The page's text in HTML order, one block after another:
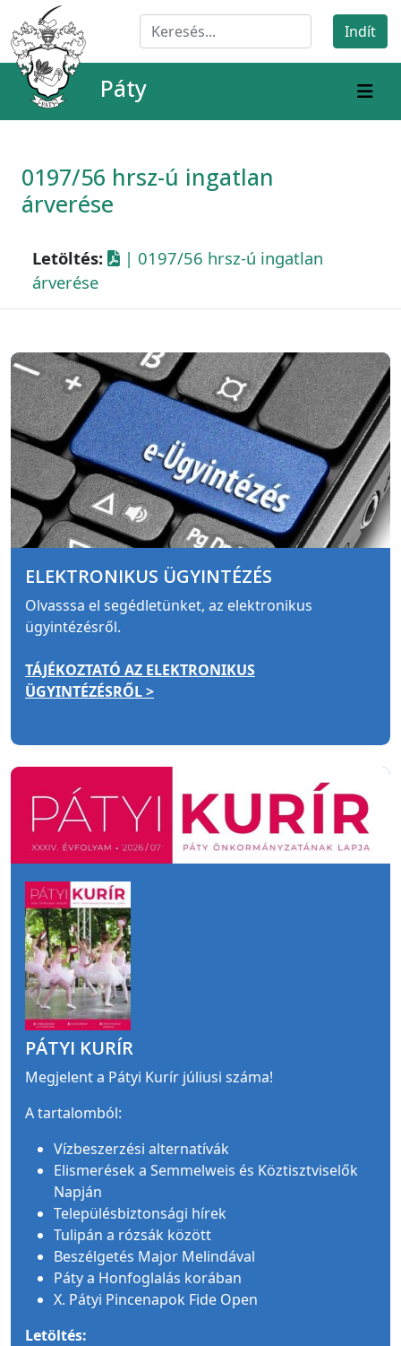
Páty
0197/56 hrsz-ú ingatlan
árverése
Letöltés:
| 0197/56 hrsz-ú ingatlan
árverése
ELEKTRONIKUS ÜGYINTÉZÉS
Olvasssa el segédletünket, az elektronikus
ügyintézésről.
TÁJÉKOZTATÓ AZ ELEKTRONIKUS
ÜGYINTÉZÉSRŐL >
PÁTYI KURÍR
Megjelent a Pátyi Kurír júliusi száma!
A tartalomból:
Vízbeszerzési alternatívák
Elismerések a Semmelweis és Köztisztviselők
Napján
Településbiztonsági hírek
Tulipán a rózsák között
Beszélgetés Major Melindával
Páty a Honfoglalás korában
X. Pátyi Pincenapok Fide Open
Letöltés: